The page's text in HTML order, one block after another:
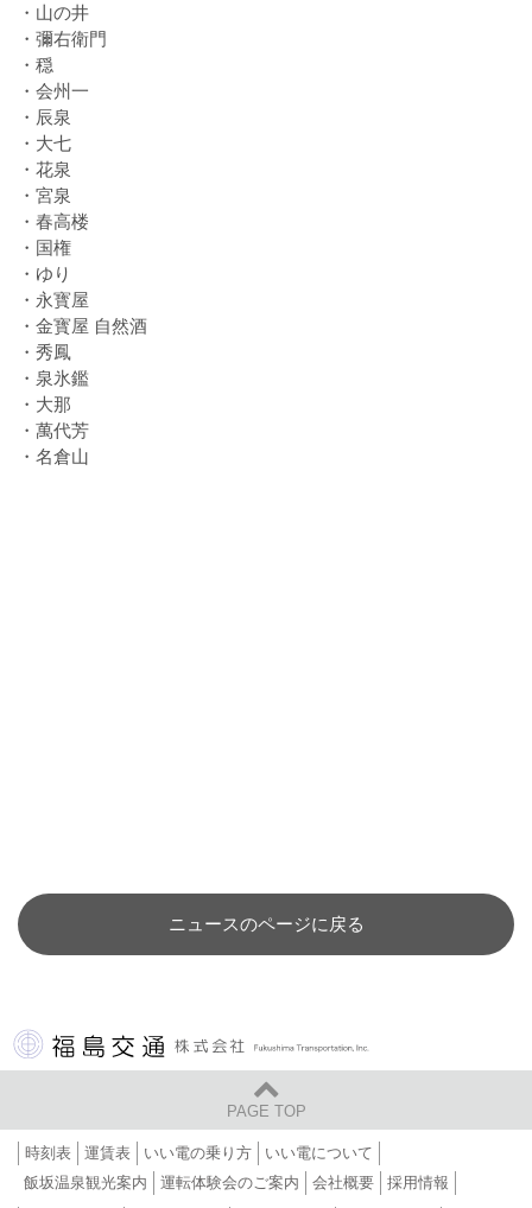
・山の井
・彌右衛門
・穏
・会州一
・辰泉
・大七
・花泉
・宮泉
・春高楼
・国権
・ゆり
・永寳屋
・金寳屋 自然酒
・秀鳳
・泉氷鑑
・大那
・萬代芳
・名倉山
ニュースのページに戻る
PAGE TOP
時刻表 運賃表 いい電の乗り方
いい電について
飯坂温泉観光案内
運転体験会のご案内 会社概要 採用情報